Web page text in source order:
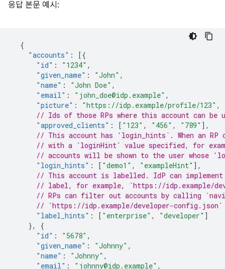
응답 본문 예시:
{
"accounts" :
[{
"id" : "1234" ,
"given_name" : "John" ,
"name" : "John Doe" ,
"email" : "john_doe@idp.example" ,
"picture" : "https://idp.example/profile/123" ,
// Ids of those RPs where this account can be
"approved_clients" : [ "123" , "456" , "789" ],
// This account has 'login_hints`. When an
// with a `loginHint` value specified, for
// accounts will be shown to the user whose
"login_hints" : [ "demo1" , "exampleHint" ],
// This account is labelled. IdP can
// label, for example, `https://idp.example/
// RPs can filter out accounts by calling
// `https://idp.example/developer-
"label_hints" : [ "enterprise" , "developer" ]
},
{
"id" : "5678" ,
"given_name" : "Johnny" ,
"name" : "Johnny" ,
"email" : "johnny@idp.example" ,